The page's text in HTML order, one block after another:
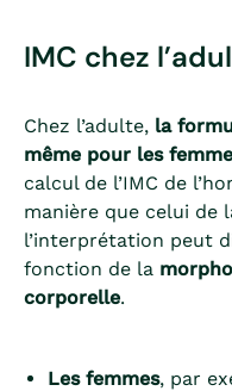
IMC chez
Chez l’adulte, la
même pour les
calcul de l’IMC de
manière que celui de
l’interprétation peut
fonction de la
corporelle.
Les femmes, par